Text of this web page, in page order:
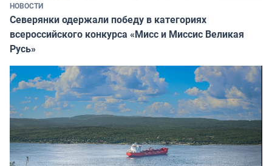
НОВОСТИ
Северянки одержали победу в категориях
всероссийского конкурса «Мисс и Миссис Великая
Русь»